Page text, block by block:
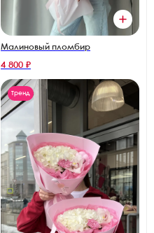
Малиновый пломбир
4 800 ₽
Тренд